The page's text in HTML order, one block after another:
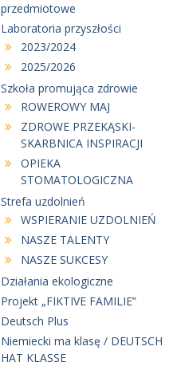
przedmiotowe
Laboratoria przyszłości
2023/2024
2025/2026
Szkoła promująca zdrowie
ROWEROWY MAJ
ZDROWE PRZEKĄSKI-
SKARBNICA INSPIRACJI
OPIEKA
STOMATOLOGICZNA
Strefa uzdolnień
WSPIERANIE UZDOLNIEŃ
NASZE TALENTY
NASZE SUKCESY
Działania ekologiczne
Projekt „FIKTIVE FAMILIE”
Deutsch Plus
Niemiecki ma klasę / DEUTSCH
HAT KLASSE